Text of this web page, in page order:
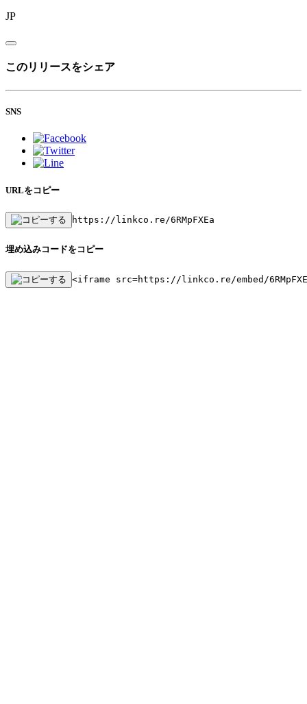
JP
このリリースをシェア
SNS
URLをコピー
https://linkco.re/6RMpFXEa
埋め込みコードをコピー
<iframe src=https://linkco.re/embed/